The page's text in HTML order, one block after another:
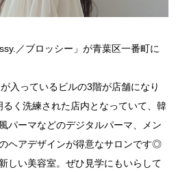
／ブロッシー」が青葉区一番町に
入っているビルの3階が店舗になり
るく洗練された店内となっていて、韓
パーマなどのデジタルパーマ、メン
ヘアデザインが得意なサロンです◎
しい美容室。ぜひ見学にもいらして